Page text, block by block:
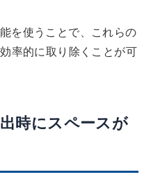
を使うことで、これらの
率的に取り除くことが可
時にスペースが